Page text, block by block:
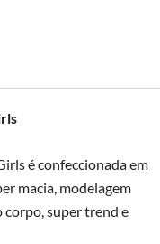
é confeccionada em
macia, modelagem
super trend e